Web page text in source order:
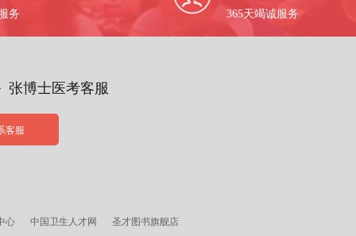
务 365天竭诚服务
张博士医考客服
客服
心 中国卫生人才网 圣才图书旗舰店